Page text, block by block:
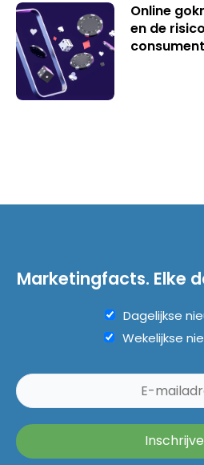
Online
en de
Marketingfacts. Elke
Dagelijkse
Wekelijkse